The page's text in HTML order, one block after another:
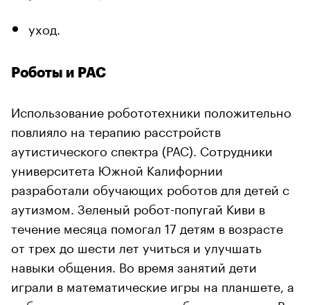
уход.
Роботы и РАС
Использование робототехники положительно
повлияло на терапию расстройств
аутистического спектра (РАС). Сотрудники
университета Южной Калифорнии
разработали обучающих роботов для детей с
аутизмом. Зеленый робот-попугай Киви в
течение месяца помогал 17 детям в возрасте
от трех до шести лет учиться и улучшать
навыки общения. Во время занятий дети
играли в математические игры на планшете, а